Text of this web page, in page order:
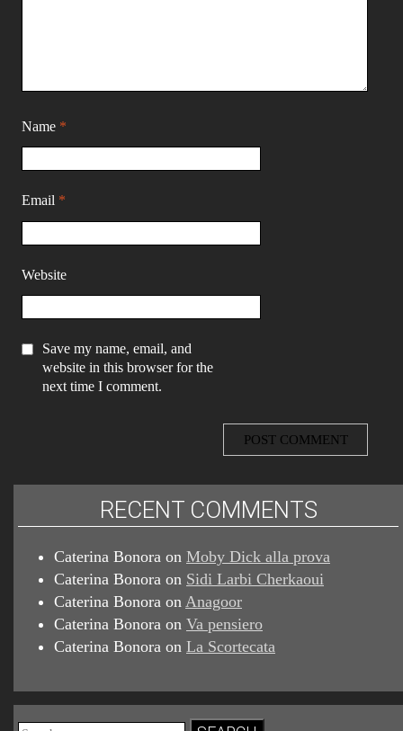
Name *
Email *
Website
Save my name, email, and
website in this browser for the
next time I comment.
RECENT COMMENTS
Caterina Bonora on Moby Dick alla prova
Caterina Bonora on Sidi Larbi Cherkaoui
Caterina Bonora on Anagoor
Caterina Bonora on Va pensiero
Caterina Bonora on La Scortecata
Search